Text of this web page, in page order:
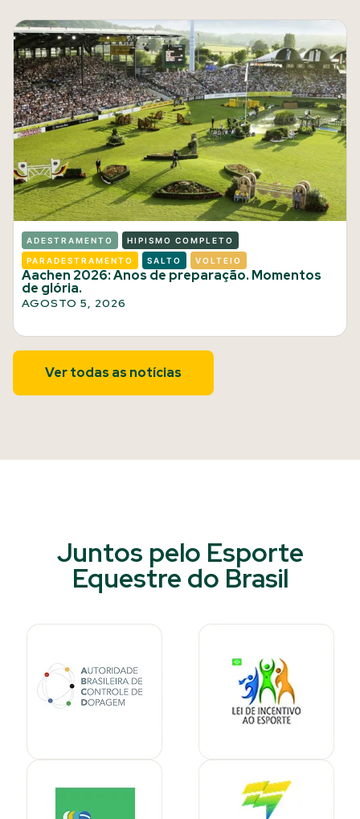
ADESTRAMENTO HIPISMO COMPLETO
PARADESTRAMENTO SALTO VOLTEIO
Aachen 2026: Anos de preparação. Momentos
de glória.
AGOSTO 5, 2026
Ver todas as notícias
Juntos pelo Esporte
Equestre do Brasil​